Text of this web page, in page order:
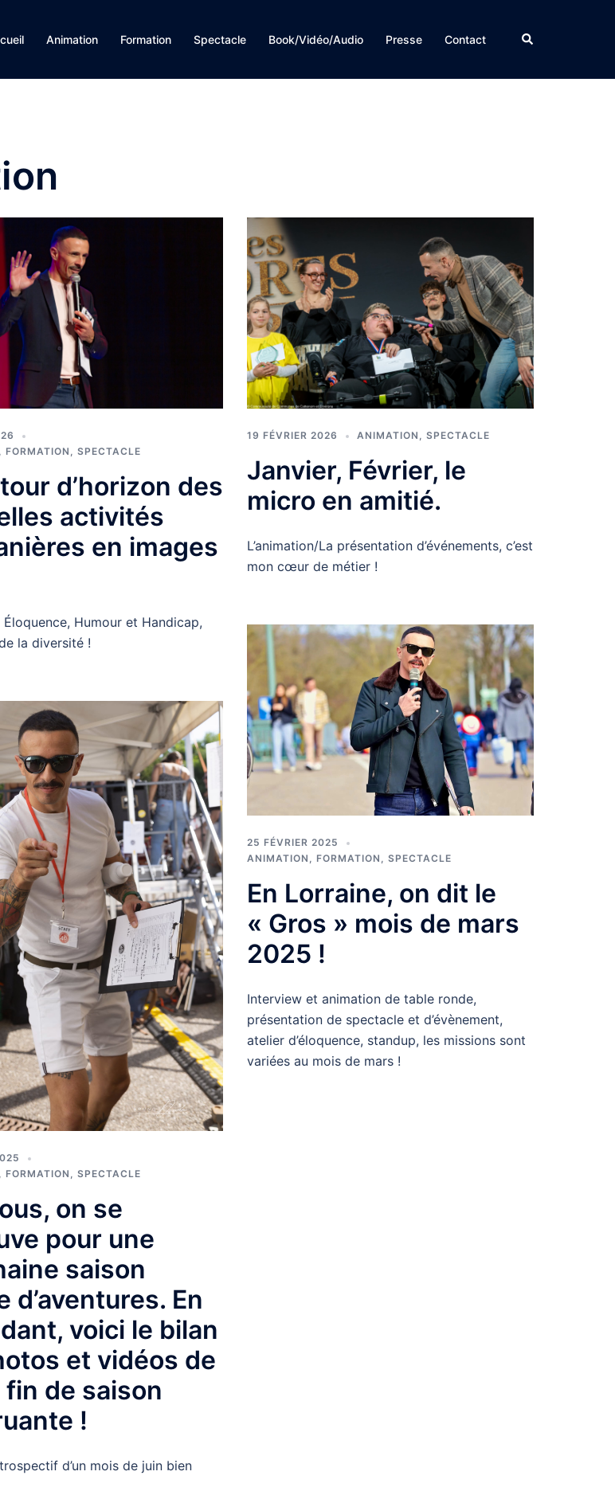
Animation Formation Spectacle Book/Vidéo/Audio Presse Contact Rechercher
FORMATION SPECTACLE
d’horizon des
activités
en images
Éloquence, Humour et Handicap,
la diversité !
19 FÉVRIER 2026 ANIMATION SPECTACLE
Janvier, Février, le
micro en amitié.
L’animation/La présentation d’événements, c’est
mon cœur de métier !
, FORMATION , SPECTACLE
on se
pour une
saison
d’aventures. En
voici le bilan
et vidéos de
de saison
!
d’un mois de juin bien
25 FÉVRIER 2025
ANIMATION , FORMATION , SPECTACLE
En Lorraine, on dit le
« Gros » mois de mars
2025 !
Interview et animation de table ronde,
présentation de spectacle et d’évènement,
atelier d’éloquence, standup, les missions sont
variées au mois de mars !